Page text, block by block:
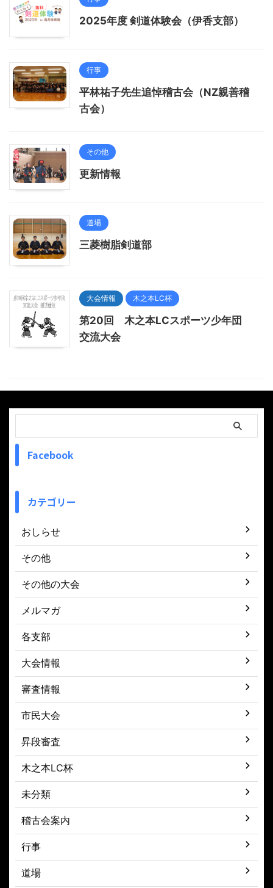
2025年度 剣道体験会（伊香支部）
行事
平林祐子先生追悼稽古会（NZ親善稽
古会）
その他
更新情報
道場
三菱樹脂剣道部
大会情報 木之本LC杯
第20回 木之本LCスポーツ少年団
交流大会
Facebook
カテゴリー
おしらせ
その他
その他の大会
メルマガ
各支部
大会情報
審査情報
市民大会
昇段審査
木之本LC杯
未分類
稽古会案内
行事
道場